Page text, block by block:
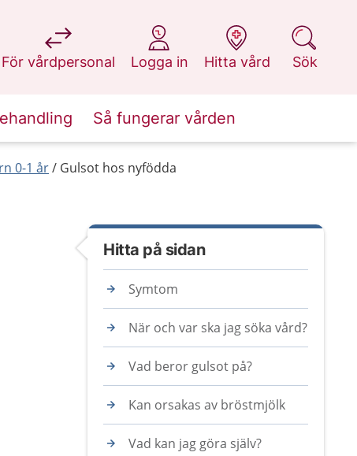
För vårdpersonal
på 1177.se
Logga in
på 1177.se
Hitta vård
på 1177.se
Sök
på 1177.se
Så fungerar vården
0-1 år Gulsot hos nyfödda
Hitta på sidan
Symtom
När och var ska jag söka vård?
Vad beror gulsot på?
Kan orsakas av bröstmjölk
Vad kan jag göra själv?